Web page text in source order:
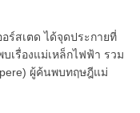
ร์สเตด ได้จุดประกายที่
เรื่องแม่เหล็กไฟฟ้า รวม
ผู้ค้นพบทฤษฎีแม่